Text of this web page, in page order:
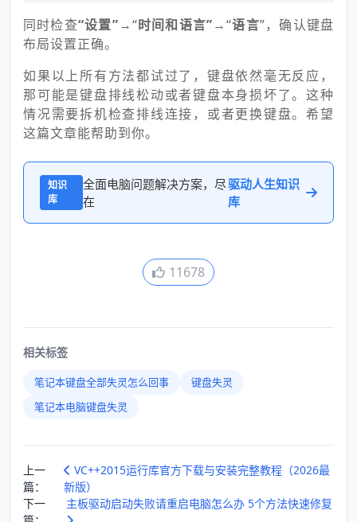
同时检查“设置”→“时间和语言”→“语言”，确认键盘
布局设置正确。
如果以上所有方法都试过了，键盘依然毫无反应，
那可能是键盘排线松动或者键盘本身损坏了。这种
情况需要拆机检查排线连接，或者更换键盘。希望
这篇文章能帮助到你。
知识
库
全面电脑问题解决方案，尽
在
驱动人生知识
库
11678
相关标签
笔记本键盘全部失灵怎么回事
键盘失灵
笔记本电脑键盘失灵
上一
篇：
VC++2015运行库官方下载与安装完整教程（2026最
新版）
下一
主板驱动启动失败请重启电脑怎么办 5个方法快速修复